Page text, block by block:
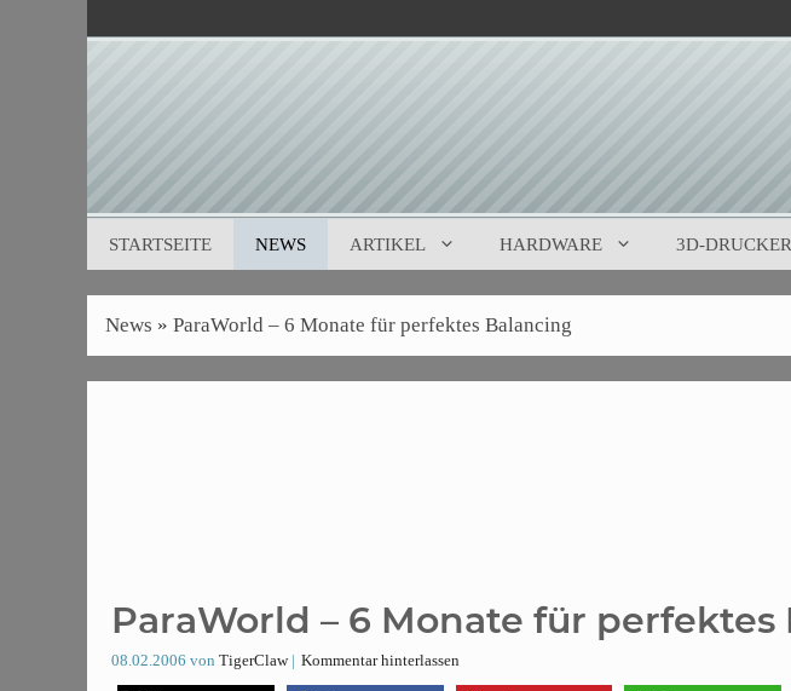
STARTSEITE NEWS ARTIKEL HARDWARE 3D-DRUCKER
News » ParaWorld – 6 Monate für perfektes Balancing
ParaWorld – 6 Monate für perfektes
08.02.2006 von TigerClaw Kommentar hinterlassen